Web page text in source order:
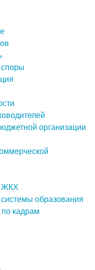
организации
ЖКХ
образования
кадрам